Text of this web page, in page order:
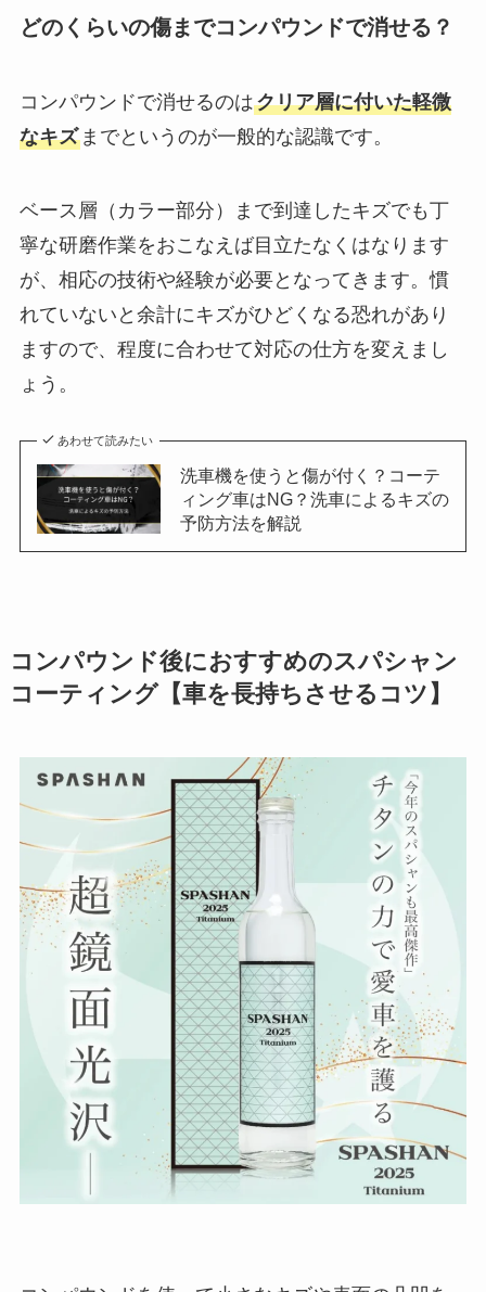
どのくらいの傷までコンパウンドで消せる？
コンパウンドで消せるのはクリア層に付いた軽微
なキズまでというのが一般的な認識です。
ベース層（カラー部分）まで到達したキズでも丁
寧な研磨作業をおこなえば目立たなくはなります
が、相応の技術や経験が必要となってきます。慣
れていないと余計にキズがひどくなる恐れがあり
ますので、程度に合わせて対応の仕方を変えまし
ょう。
あわせて読みたい
洗車機を使うと傷が付く？コーテ
ィング車はNG？洗車によるキズの
予防方法を解説
コンパウンド後におすすめのスパシャン
コーティング【車を長持ちさせるコツ】